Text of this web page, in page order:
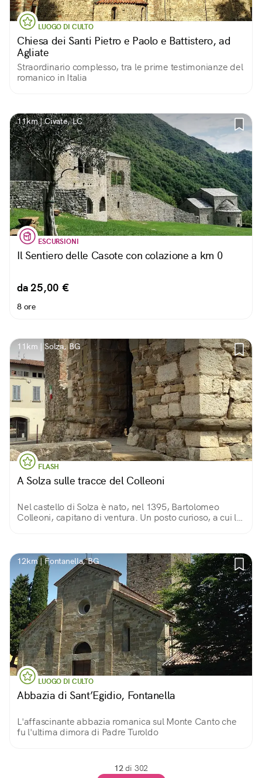
LUOGO DI CULTO
Chiesa dei Santi Pietro e Paolo e Battistero, ad
Agliate
Straordinario complesso, tra le prime testimonianze del
romanico in Italia
11km | Civate, LC
ESCURSIONI
Il Sentiero delle Casote con colazione a km 0
da 25,00 €
8 ore
11km | Solza, BG
FLASH
A Solza sulle tracce del Colleoni
Nel castello di Solza è nato, nel 1395, Bartolomeo
Colleoni, capitano di ventura. Un posto curioso, a cui le
12km | Fontanella, BG
LUOGO DI CULTO
Abbazia di Sant’Egidio, Fontanella
L'affascinante abbazia romanica sul Monte Canto che
fu l'ultima dimora di Padre Turoldo
12di 302